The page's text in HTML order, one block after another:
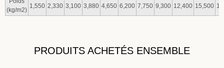
(kg/m2)
1,550 2,330 3,100 3,880 4,650 6,200 7,750 9,300 12,400 15,500
PRODUITS ACHETÉS ENSEMBLE